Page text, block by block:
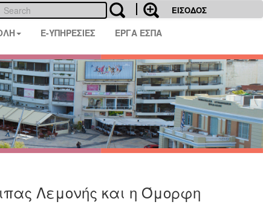
ΕΙΣΟΔΟΣ
E-ΥΠΗΡΕΣΙΕΣ ΕΡΓΑ ΕΣΠΑ
Λεμονής και η Όμορφη